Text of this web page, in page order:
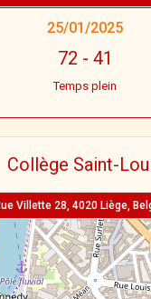
25/01/2025
72 - 41
Temps plein
Collège Saint-
Villette 28, 4020 Liège,